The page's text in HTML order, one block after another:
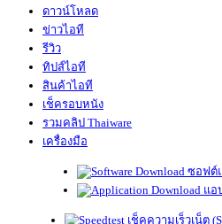
ดาวน์โหลด
ข่าวไอที
รีวิว
ทิปส์ไอที
สินค้าไอที
เช็ครอบหนัง
รวมคลิป Thaiware
เครื่องมือ
ซอฟต์
แอ
เช็คความเร็วเน็ต